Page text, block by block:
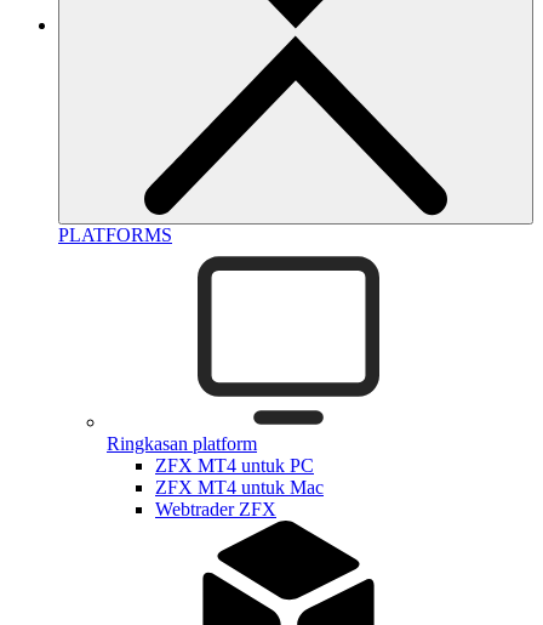
PLATFORMS
Ringkasan platform
ZFX MT4 untuk PC
ZFX MT4 untuk Mac
Webtrader ZFX